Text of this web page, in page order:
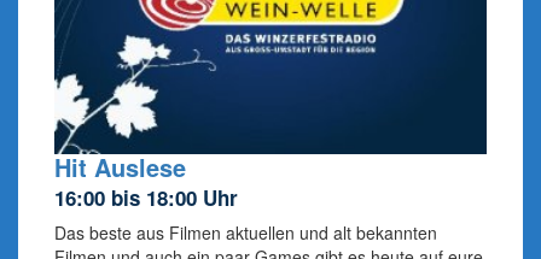
Hit Auslese
16:00 bis 18:00 Uhr
Das beste aus Filmen aktuellen und alt bekannten